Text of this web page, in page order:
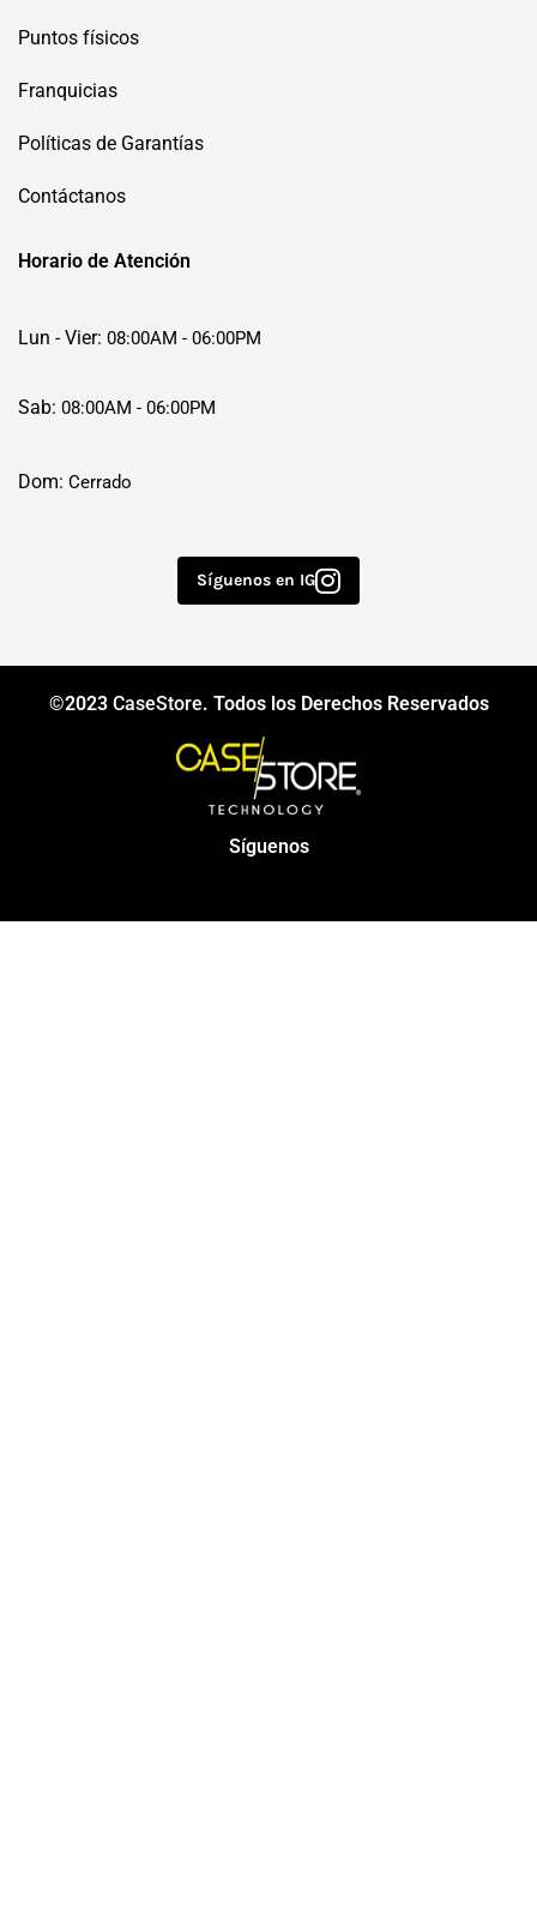
Puntos físicos
Franquicias
Políticas de Garantías
Contáctanos
Horario de Atención
Lun - Vier: 08:00AM - 06:00PM
Sab: 08:00AM - 06:00PM
Dom: Cerrado
Síguenos en IG
©2023 CaseStore. Todos los Derechos Reservados
Síguenos